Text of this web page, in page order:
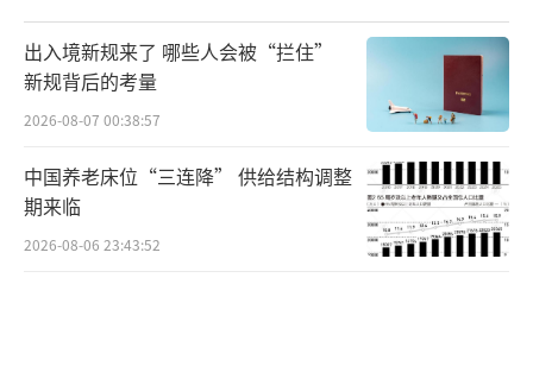
共振的结果：2008年国际金融危机冲击全球经
济，国内经济增速快速放缓，货币政策收紧叠
加市场估值彻底高估，再加上限售股解禁压力
集中释放，多重因素击穿基本面支撑，牛市彻
底终结。
2014-2015年改革水牛：杠杆催生疯牛，快
出入境新规来了 哪些人会被“拦住”
新规背后的考量
2026-08-07 00:38:57
中国养老床位“三连降” 供给结构调整
期来临
2026-08-06 23:43:52